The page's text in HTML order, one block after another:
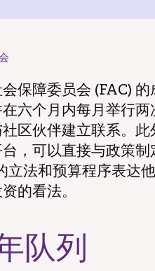
保障委员会 (FAC)
六个月内每月举行
区伙伴建立联系。
，可以直接与政策
立法和预算程序表达
的看法。
队列